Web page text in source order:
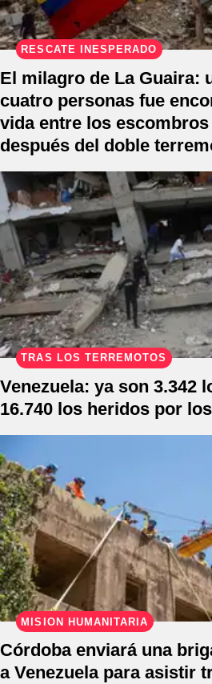
RESCATE INESPERADO
El milagro de La Guaira:
cuatro personas fue
vida entre los escombros
después del doble
TRAS LOS TERREMOTOS
Venezuela: ya son 3.342
16.740 los heridos por
MISIÓN HUMANITARIA
Córdoba enviará una
a Venezuela para asistir